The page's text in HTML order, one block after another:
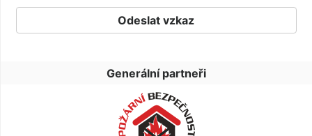
Generální partneři